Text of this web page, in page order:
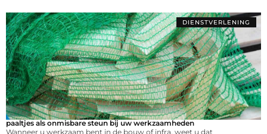
DIENSTVERLENING
paaltjes als onmisbare steun bij uw werkzaamheden
Wanneer u werkzaam bent in de bouw of infra, weet u dat